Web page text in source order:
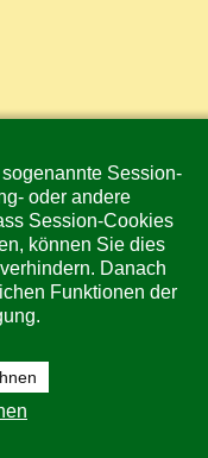
von
ohne ihre
Session-
oder andere
Session-Cookies
können Sie dies
Danach
Funktionen der